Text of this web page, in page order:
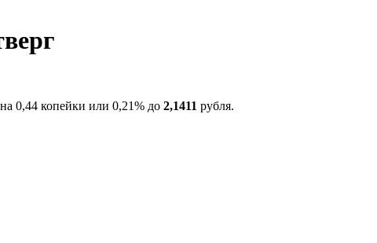
0,44 копейки или 0,21% до 2,1411 рубля.